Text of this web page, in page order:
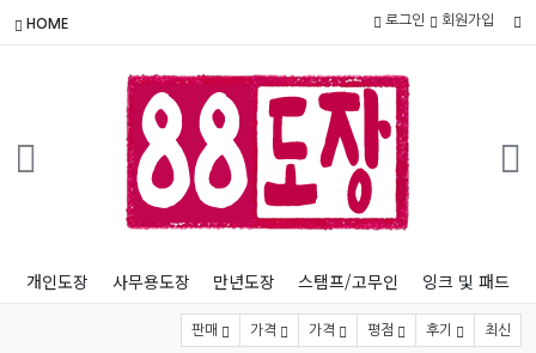
HOME 로그인 회원가입
개인도장 사무용도장 만년도장 스탬프/고무인 잉크 및 패드
판매 가격 가격 평점 후기 최신